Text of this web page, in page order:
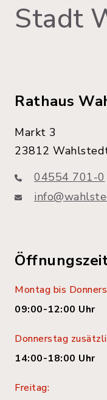
Stadt
Rathaus
Markt 3
23812
04554 701-0
Montag bis
09:00-12:00 Uhr
Donnerstag
14:00-18:00 Uhr
Freitag: